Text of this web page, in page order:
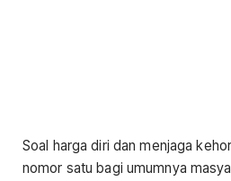
Soal harga diri dan menjaga
nomor satu bagi umumnya